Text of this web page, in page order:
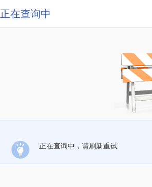
正在查询中
正在查询中，请刷新重试